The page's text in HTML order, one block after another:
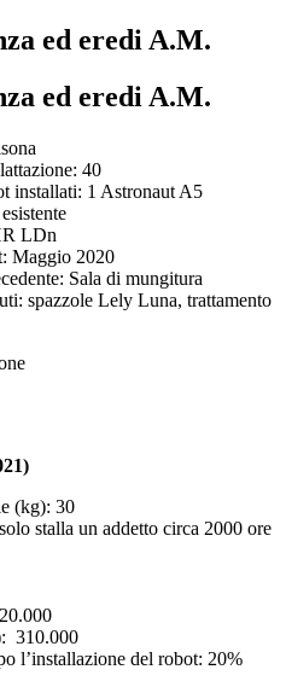
ed eredi A.M.
ed eredi A.M.
Frisona
40
installati: 1 Astronaut A5
LDn
Maggio 2020
Sala di mungitura
spazzole Lely Luna, trattamento
(kg): 30
stalla un addetto circa 2000 ore
310.000
l’installazione del robot: 20%